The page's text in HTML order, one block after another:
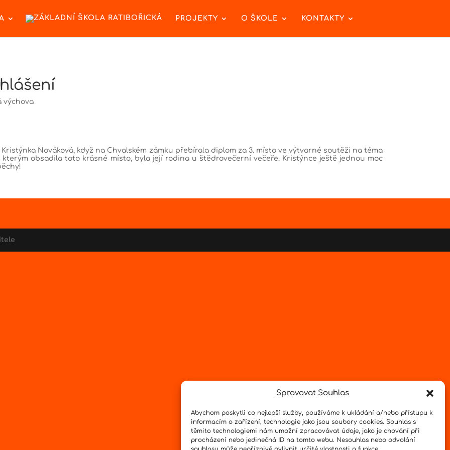
Spravovat Souhlas
Abychom poskytli co nejlepší služby, používáme k ukládání a/nebo přístupu k
informacím o zařízení, technologie jako jsou soubory cookies. Souhlas s
těmito technologiemi nám umožní zpracovávat údaje, jako je chování při
procházení nebo jedinečná ID na tomto webu. Nesouhlas nebo odvolání
PROJEKTY O ŠKOLE KONTAKTY
výchova
Nováková, když na Chvalském zámku přebírala diplom za 3. místo ve výtvarné soutěži na téma
obsadila toto krásné místo, byla její rodina u štědrovečerní večeře. Kristýnce ještě jednou moc